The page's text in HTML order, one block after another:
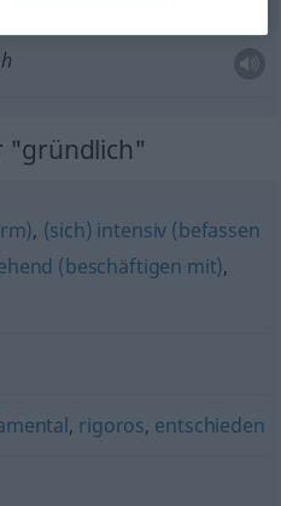
"gründlich"
, (sich) intensiv (befassen
(beschäftigen mit),
, rigoros, entschieden